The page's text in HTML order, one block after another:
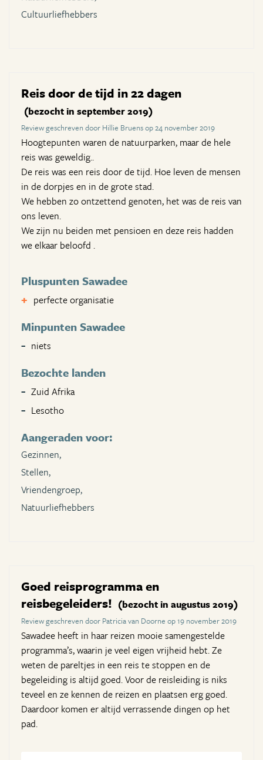
Cultuurliefhebbers
Reis door de tijd in 22 dagen
(bezocht in september 2019)
Review geschreven door Hillie Bruens op 24 november 2019
Hoogtepunten waren de natuurparken, maar de hele
reis was geweldig..
De reis was een reis door de tijd. Hoe leven de mensen
in de dorpjes en in de grote stad.
We hebben zo ontzettend genoten, het was de reis van
ons leven.
We zijn nu beiden met pensioen en deze reis hadden
we elkaar beloofd .
Pluspunten Sawadee
perfecte organisatie
Minpunten Sawadee
niets
Bezochte landen
Zuid Afrika
Lesotho
Aangeraden voor:
Gezinnen,
Stellen,
Vriendengroep,
Natuurliefhebbers
Goed reisprogramma en
reisbegeleiders! (bezocht in augustus 2019)
Review geschreven door Patricia van Doorne op 19 november 2019
Sawadee heeft in haar reizen mooie samengestelde
programma’s, waarin je veel eigen vrijheid hebt. Ze
weten de pareltjes in een reis te stoppen en de
begeleiding is altijd goed. Voor de reisleiding is niks
teveel en ze kennen de reizen en plaatsen erg goed.
Daardoor komen er altijd verrassende dingen op het
pad.